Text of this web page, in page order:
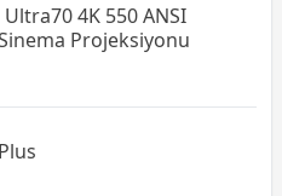
4K 550 ANSI
Projeksiyonu